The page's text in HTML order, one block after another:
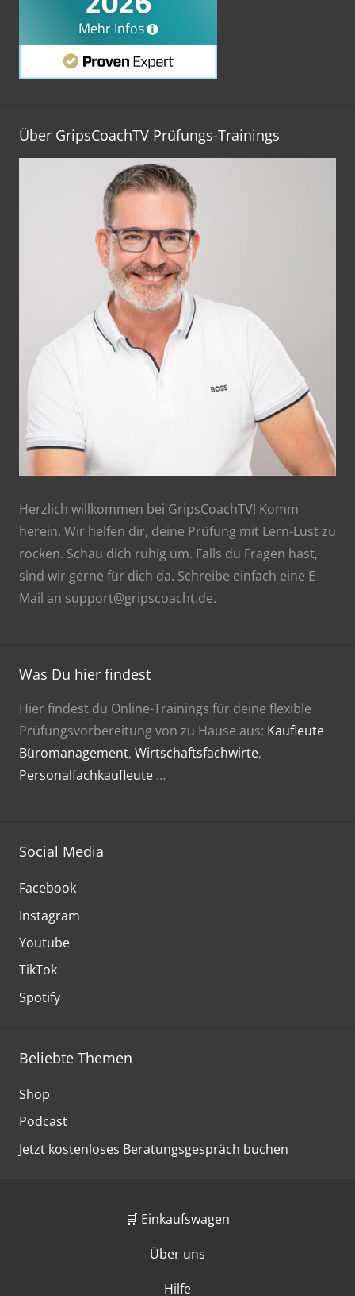
Über GripsCoachTV Prüfungs-Trainings
Herzlich willkommen bei GripsCoachTV! Komm
herein. Wir helfen dir, deine Prüfung mit Lern-Lust zu
rocken. Schau dich ruhig um. Falls du Fragen hast,
sind wir gerne für dich da. Schreibe einfach eine E-
Mail an support@gripscoacht.de.
Was Du hier findest
Hier findest du Online-Trainings für deine flexible
Prüfungsvorbereitung von zu Hause aus: Kaufleute
Büromanagement, Wirtschaftsfachwirte,
Personalfachkaufleute …
Social Media
Facebook
Instagram
Youtube
TikTok
Spotify
Beliebte Themen
Shop
Podcast
Jetzt kostenloses Beratungsgespräch buchen
🛒 Einkaufswagen
Über uns
Hilfe